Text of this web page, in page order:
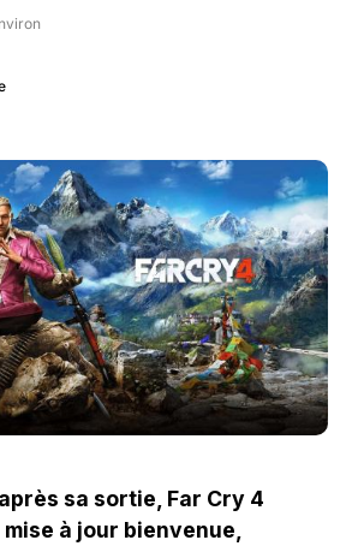
sa sortie, Far Cry 4
à jour bienvenue,